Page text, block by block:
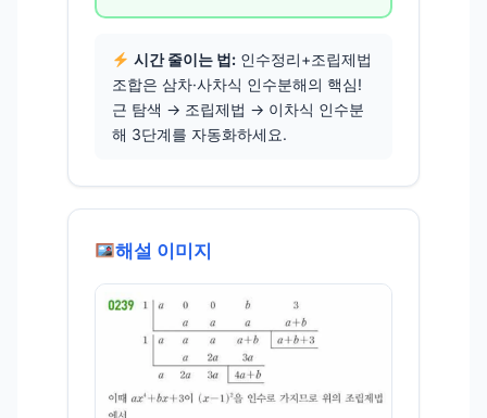
시간 줄이는 법:인수정리+조립제법
조합은 삼차·사차식 인수분해의 핵심!
근 탐색 → 조립제법 → 이차식 인수분
해 3단계를 자동화하세요.
해설 이미지